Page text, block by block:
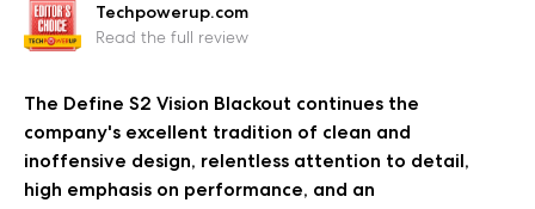
Techpowerup.com
Read the full review
The Define S2 Vision Blackout continues the
company's excellent tradition of clean and
inoffensive design, relentless attention to detail,
high emphasis on performance, and an